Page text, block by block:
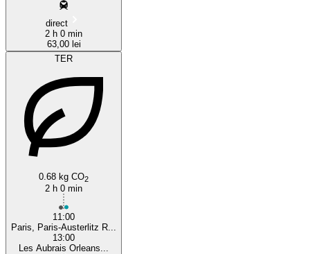
direct
2 h 0 min
63,00 lei
TER
0.68 kg CO2
2 h 0 min
11:00
Paris, Paris-Austerlitz R...
13:00
Les Aubrais Orleans...